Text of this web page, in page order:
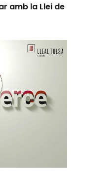
amb la Llei de